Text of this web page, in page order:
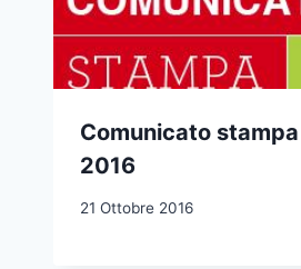
Comunicato
2016
21 Ottobre 2016